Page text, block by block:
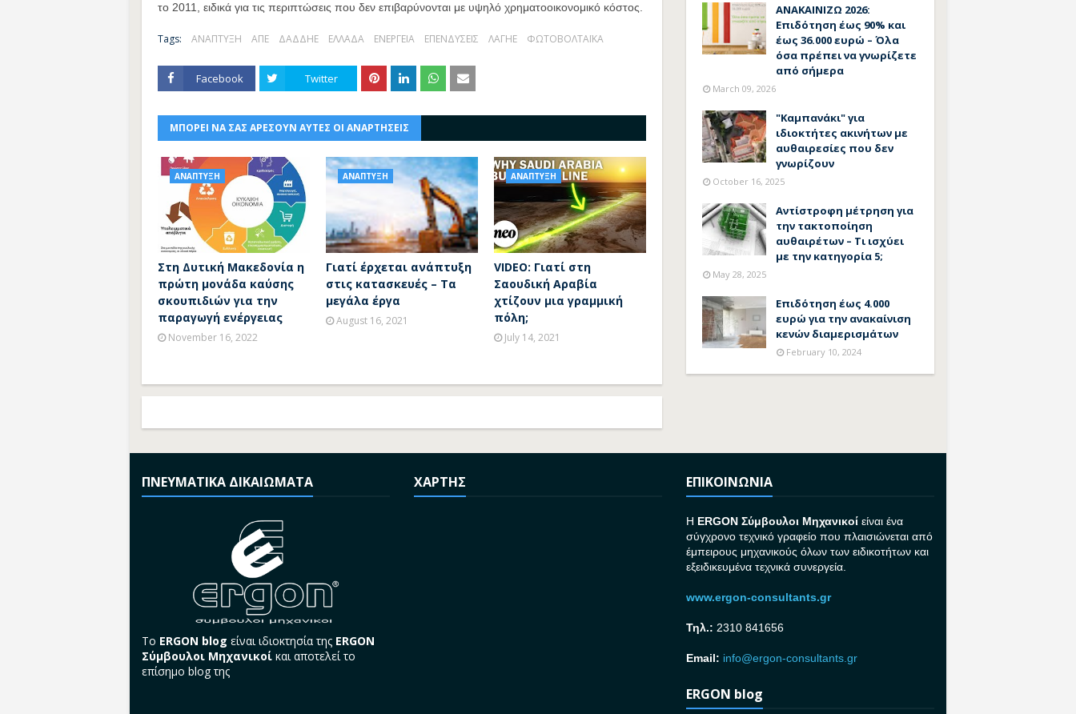
το 2011, ειδικά για τις περιπτώσεις που δεν επιβαρύνονται με υψηλό χρηματοοικονομικό κόστος.
Tags: ΑΝΑΠΤΥΞΗ ΑΠΕ ΔΑΔΔΗΕ ΕΛΛΑΔΑ ΕΝΕΡΓΕΙΑ ΕΠΕΝΔΥΣΕΙΣ ΛΑΓΗΕ ΦΩΤΟΒΟΛΤΑΪΚΑ
Facebook Twitter
ΜΠΟΡΕΙ ΝΑ ΣΑΣ ΑΡΕΣΟΥΝ ΑΥΤΕΣ ΟΙ ΑΝΑΡΤΗΣΕΙΣ
ΑΝΑΠΤΥΞΗ
Στη Δυτική Μακεδονία η
πρώτη μονάδα καύσης
σκουπιδιών για την
παραγωγή ενέργειας
November 16, 2022
ΑΝΑΠΤΥΞΗ
Γιατί έρχεται ανάπτυξη
στις κατασκευές – Τα
μεγάλα έργα
August 16, 2021
ΑΝΑΠΤΥΞΗ
VIDEO: Γιατί στη
Σαουδική Αραβία
χτίζουν μια γραμμική
πόλη;
July 14, 2021
ΑΝΑΚΑΙΝΙΖΩ 2026:
Επιδότηση έως 90% και
έως 36.000 ευρώ – Όλα
όσα πρέπει να γνωρίζετε
από σήμερα
March 09, 2026
"Καμπανάκι" για
ιδιοκτήτες ακινήτων με
αυθαιρεσίες που δεν
γνωρίζουν
October 16, 2025
Αντίστροφη μέτρηση για
την τακτοποίηση
αυθαιρέτων – Τι ισχύει
με την κατηγορία 5;
May 28, 2025
Επιδότηση έως 4.000
ευρώ για την ανακαίνιση
κενών διαμερισμάτων
February 10, 2024
ΠΝΕΥΜΑΤΙΚΑ ΔΙΚΑΙΩΜΑΤΑ
Το ERGON blog είναι ιδιοκτησία της ERGON
Σύμβουλοι Μηχανικοί και αποτελεί το
επίσημο blog της
ΧΑΡΤΗΣ ΕΠΙΚΟΙΝΩΝΙΑ
H ERGON Σύμβουλοι Μηχανικοί είναι ένα
σύγχρονο τεχνικό γραφείο που πλαισιώνεται από
έμπειρους μηχανικούς όλων των ειδικοτήτων και
εξειδικευμένα τεχνικά συνεργεία.
www.ergon-consultants.gr
Τηλ.: 2310 841656
Email: info@ergon-consultants.gr
ERGON blog